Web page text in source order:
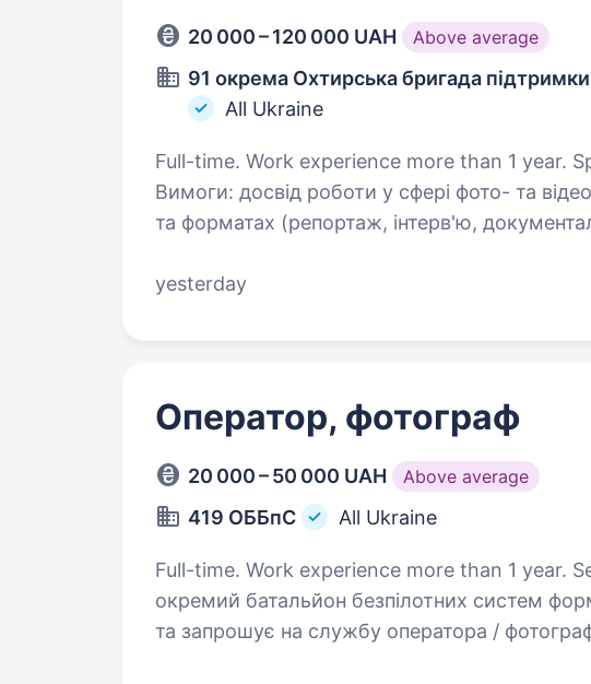
20 000 – 120 000 UAH Above average
91 окрема Охтирська бригада
All Ukraine
Full-time. Work experience more than 1 year.
Вимоги: досвід роботи у сфері фото- та відеозйомки у різних жанрах
та форматах (репортаж, інтерв'ю,
та форматів…
yesterday
Оператор, фотограф
20 000 – 50 000 UAH Above average
419 ОББпС All Ukraine
Full-time. Work experience more than 1 year.
окремий батальйон безпілотних систем
та запрошує на службу оператора / фотографа. Ваша задача —